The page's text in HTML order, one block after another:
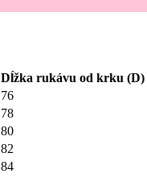
Dĺžka rukávu od krku (D)
76
78
80
82
84